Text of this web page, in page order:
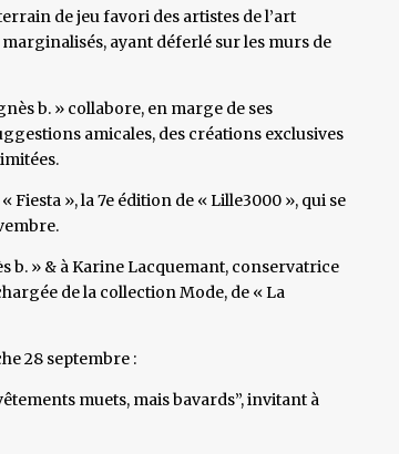
de jeu favori des artistes de l’art
ayant déferlé sur les murs de
b. » collabore, en marge de ses
amicales, des créations exclusives
», la 7e édition de « Lille3000 », qui se
b. » & à Karine Lacquemant, conservatrice
de la collection Mode, de « La
28 septembre :
muets, mais bavards”, invitant à